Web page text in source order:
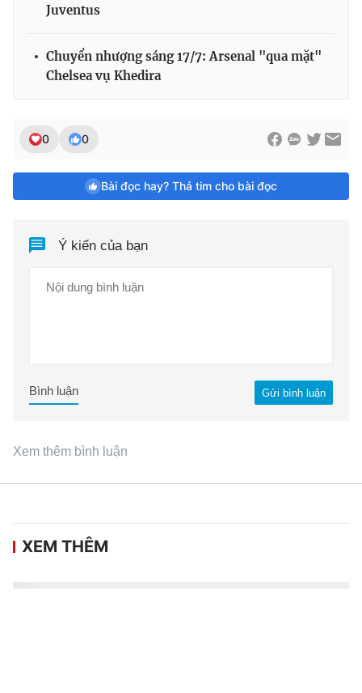
Juventus
Chuyển nhượng sáng 17/7: Arsenal "qua mặt"
Chelsea vụ Khedira
0 0
Bài đọc hay? Thả tim cho bài đọc
Ý kiến của bạn
Gửi bình luận
Bình luận
Xem thêm bình luận
XEM THÊM